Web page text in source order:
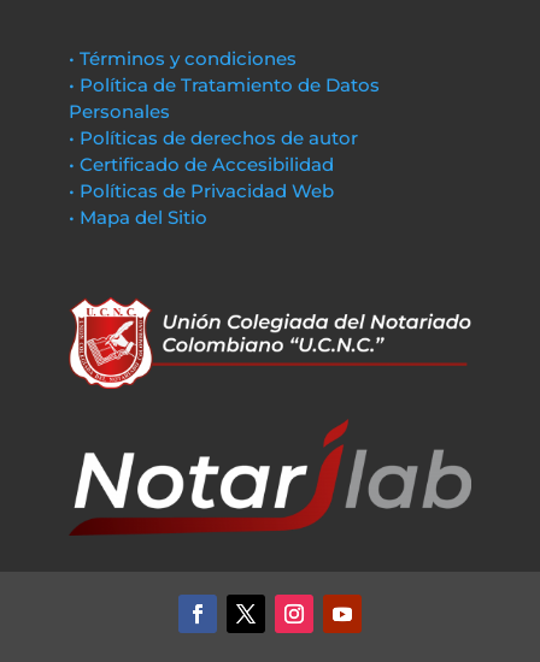
• Términos y condiciones
• Política de Tratamiento de Datos
Personales
• Políticas de derechos de autor
• Certificado de Accesibilidad
• Políticas de Privacidad Web
• Mapa del Sitio